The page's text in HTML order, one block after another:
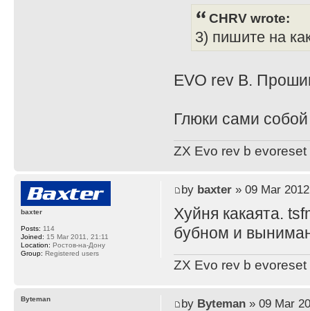
CHRV wrote:
3) пишите на
EVO rev B.
Глюки сами
ZX Evo rev b evoreset
by baxter» 09 Mar
Хуйня какаята.
бубном и
ZX Evo rev b evoreset
baxter
Posts: 114
Joined: 15 Mar 2011, 21:11
Location: Ростов-на-Дону
Group: Registered users
by Byteman» 09 Mar
Byteman